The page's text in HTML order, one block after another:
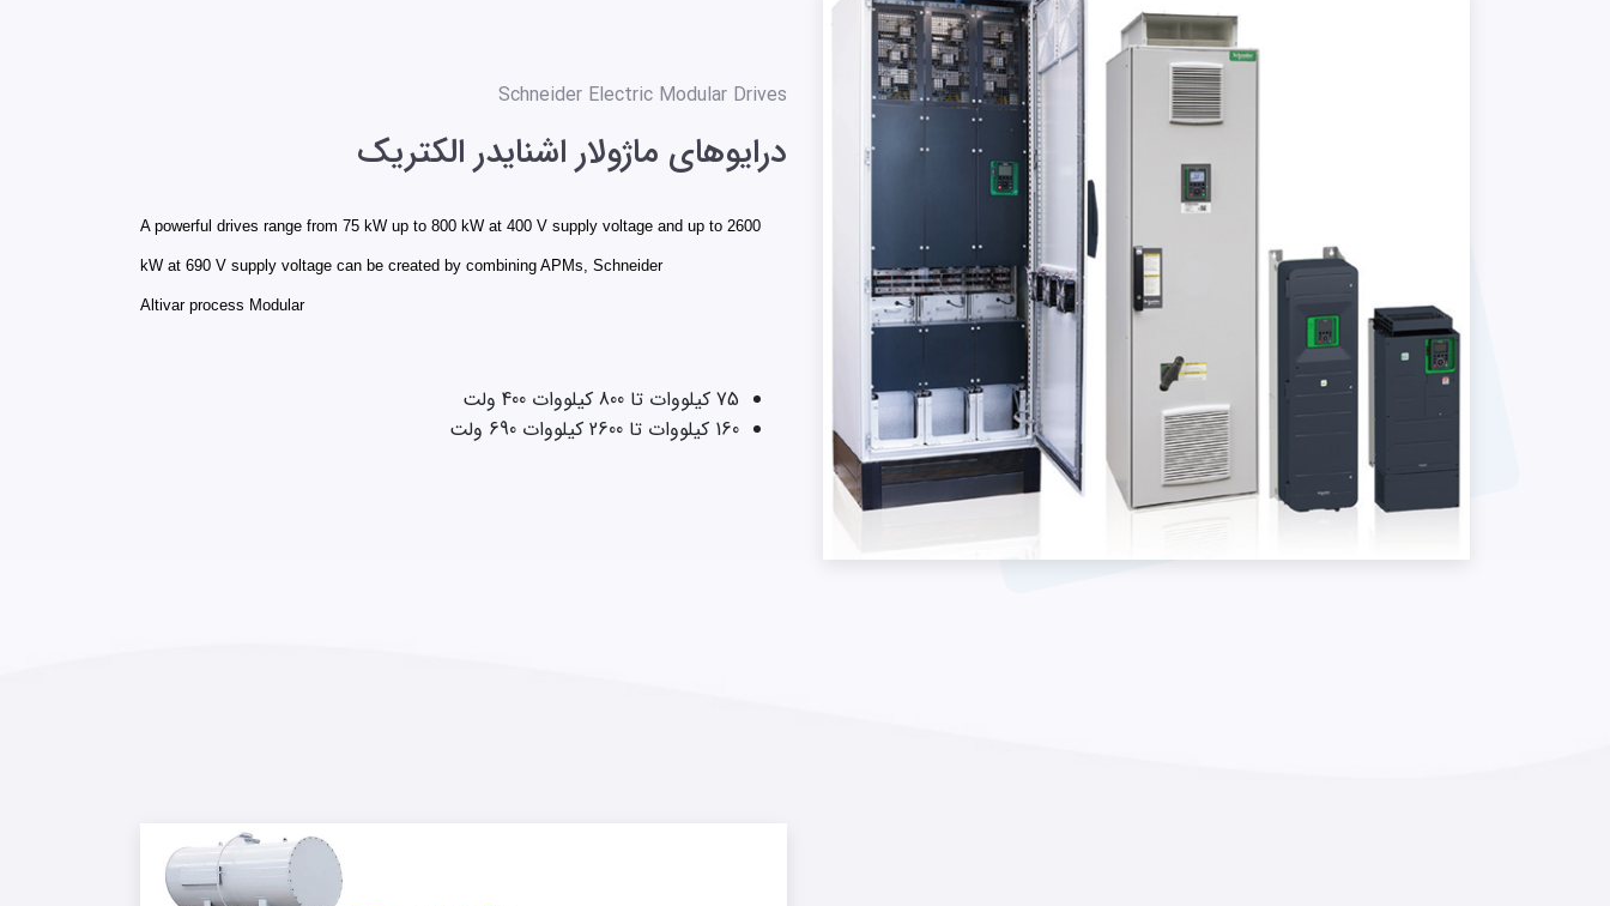
Schneider Electric Modular Drives
درایوهای ماژولار اشنایدر الکتریک
A powerful drives range from 75 kW up to 800 kW at 400 V supply voltage and up to 2600
kW at 690 V supply voltage can be created by combining APMs, Schneider
Altivar process Modular
75 كيلووات تا 800 كيلووات 400 ولت
160 كيلووات تا 2600 كيلووات 690 ولت